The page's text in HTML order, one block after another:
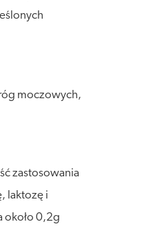
moczowych,
zastosowania
laktozę i
około 0,2g